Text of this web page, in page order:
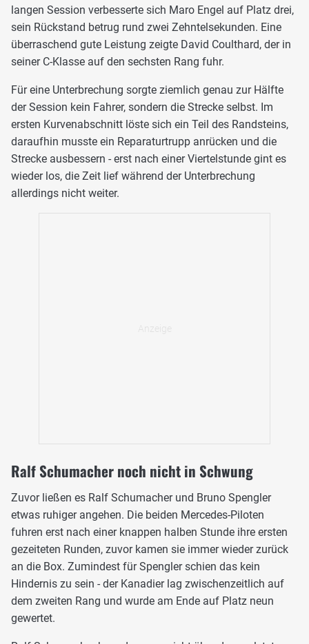
langen Session verbesserte sich Maro Engel auf Platz drei,
sein Rückstand betrug rund zwei Zehntelsekunden. Eine
überraschend gute Leistung zeigte David Coulthard, der in
seiner C-Klasse auf den sechsten Rang fuhr.
Für eine Unterbrechung sorgte ziemlich genau zur Hälfte
der Session kein Fahrer, sondern die Strecke selbst. Im
ersten Kurvenabschnitt löste sich ein Teil des Randsteins,
daraufhin musste ein Reparaturtrupp anrücken und die
Strecke ausbessern - erst nach einer Viertelstunde gint es
wieder los, die Zeit lief während der Unterbrechung
allerdings nicht weiter.
Ralf Schumacher noch nicht in Schwung
Zuvor ließen es Ralf Schumacher und Bruno Spengler
etwas ruhiger angehen. Die beiden Mercedes-Piloten
fuhren erst nach einer knappen halben Stunde ihre ersten
gezeiteten Runden, zuvor kamen sie immer wieder zurück
an die Box. Zumindest für Spengler schien das kein
Hindernis zu sein - der Kanadier lag zwischenzeitlich auf
dem zweiten Rang und wurde am Ende auf Platz neun
gewertet.